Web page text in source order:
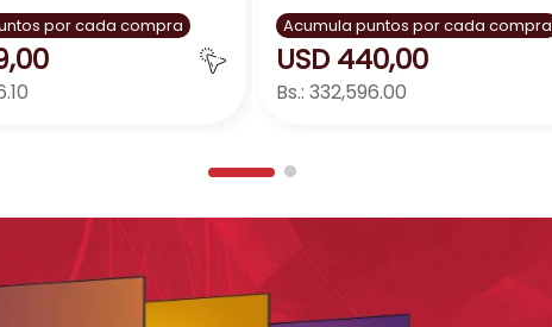
por cada compra
,00
Acumula puntos por cada compra
USD 440,00
Bs.: 332,596.00